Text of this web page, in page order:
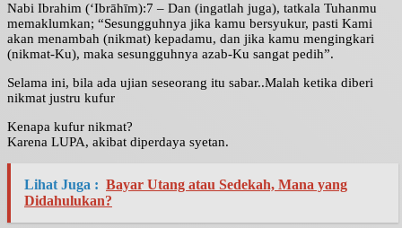
Nabi Ibrahim (‘Ibrāhīm):7 – Dan (ingatlah juga), tatkala Tuhanmu
memaklumkan; “Sesungguhnya jika kamu bersyukur, pasti Kami
akan menambah (nikmat) kepadamu, dan jika kamu mengingkari
(nikmat-Ku), maka sesungguhnya azab-Ku sangat pedih”.
Selama ini, bila ada ujian seseorang itu sabar..Malah ketika diberi
nikmat justru kufur
Kenapa kufur nikmat?
Karena LUPA, akibat diperdaya syetan.
Lihat Juga : Bayar Utang atau Sedekah, Mana yang
Didahulukan?